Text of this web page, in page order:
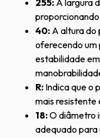
40: A altura do
oferecendo um
estabilidade
R: Indica que o
mais resistente
18:O diâmetro
adequado para